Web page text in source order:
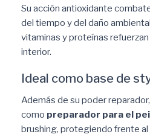
Su acción antioxidante
del tiempo y del daño
vitaminas y proteínas
interior.
Ideal como base de
Además de su poder
como preparador para el
brushing, protegiendo frente al